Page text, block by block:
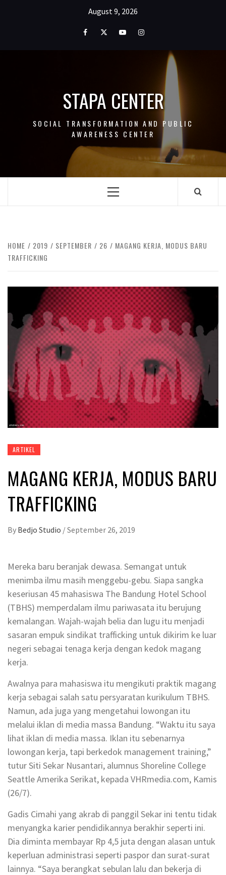
August 9, 2026
FacebookTwitterYoutubeInstagram
STAPA CENTER
SOCIAL TRANSFORMATION AND PUBLIC
AWARENESS CENTER
Primary
HOME 2019 SEPTEMBER 26
MAGANG KERJA, MODUS BARU
TRAFFICKING
ARTIKEL
MAGANG KERJA, MODUS BARU
TRAFFICKING
By Bedjo Studio /September 26, 2019
Mereka baru beranjak dewasa. Semangat untuk
menimba ilmu masih menggebu-gebu. Siapa sangka
keseriusan 45 mahasiswa The Bandung Hotel School
(TBHS) memperdalam ilmu pariwasata itu berujung
kemalangan. Wajah-wajah belia dan lugu itu menjadi
sasaran empuk sindikat trafficking untuk dikirim ke luar
negeri sebagai tenaga kerja dengan kedok magang
kerja.
Awalnya para mahasiswa itu mengikuti praktik magang
kerja sebagai salah satu persyaratan kurikulum TBHS.
Namun, ada juga yang mengetahui lowongan itu
melalui iklan di media massa Bandung. “Waktu itu saya
lihat iklan di media massa. Iklan itu sebenarnya
lowongan kerja, tapi berkedok management training,”
tutur Siti Sekar Nusantari, alumnus Shoreline College
Seattle Amerika Serikat, kepada VHRmedia.com, Kamis
(26/7).
Gadis Cimahi yang akrab di panggil Sekar ini tentu tidak
menyangka karier pendidikannya berakhir seperti ini.
Dia diminta membayar Rp 4,5 juta dengan alasan untuk
keperluan administrasi seperti paspor dan surat-surat
lainnya. “Saya berangkat sebulan lalu dan bekerja di